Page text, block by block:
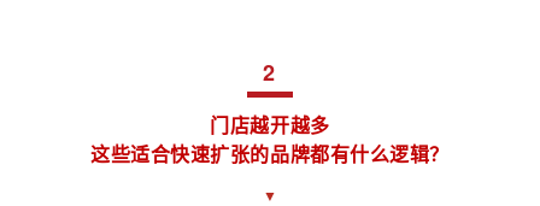
2
门店越开越多
这些适合快速扩张的品牌都有什么逻辑？
▼